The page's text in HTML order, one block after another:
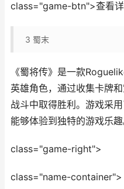
class="game-btn">查看
3 蜀末
《蜀将传》是一款
英雄角色，通过收集卡牌
战斗中取得胜利。游戏采
能够体验到独特的游戏乐趣
class="game-right">
class="name-container">